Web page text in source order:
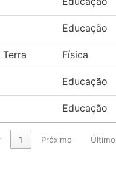
Educação
Física
Educação
Educação
1 Próximo Último